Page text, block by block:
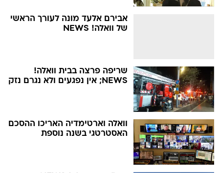
אבירם אלעד מונה לעורך הראשי
של וואלה! NEWS
שריפה פרצה בבית וואלה!
NEWS; אין נפגעים ולא נגרם נזק
וואלה וארטימדיה האריכו ההסכם
האסטרטגי בשנה נוספת